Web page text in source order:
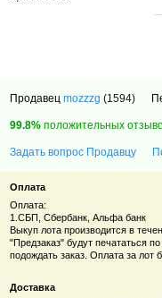
Продавецmozzzg (1594)
99.8% положительных
Задать вопрос Продавцу
Оплата
Оплата:
1.СБП, Сбербанк, Альфа банк
Выкуп лота производится в
"Предзаказ" будут печататься
подождать заказ. Оплата за лот
Доставка